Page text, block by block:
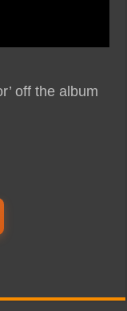
off the album